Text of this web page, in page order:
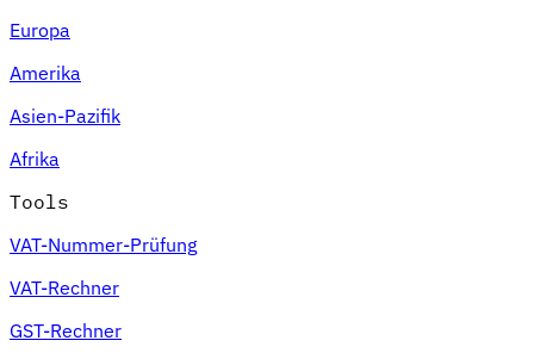
Europa
Amerika
Asien-Pazifik
Afrika
Tools
VAT-Nummer-Prüfung
VAT-Rechner
GST-Rechner